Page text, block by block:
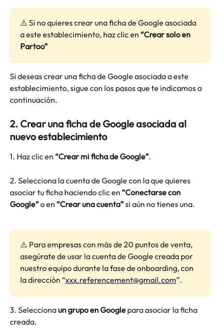
⚠️ Si no quieres crear una ficha de Google asociada
a este establecimiento, haz clic en “Crear solo en
Partoo”
Si deseas crear una ficha de Google asociada a este
establecimiento, sigue con los pasos que te indicamos a
continuación.
2. Crear una ficha de Google asociada al
nuevo establecimiento
1. Haz clic en “Crear mi ficha de Google”.
2. Selecciona la cuenta de Google con la que quieres
asociar tu ficha haciendo clic en “Conectarse con
Google” o en “Crear una cuenta” si aún no tienes una.
⚠️ Para empresas con más de 20 puntos de venta,
asegúrate de usar la cuenta de Google creada por
nuestro equipo durante la fase de onboarding, con
la dirección “xxx.referencement@gmail.com”.
3. Selecciona un grupo en Google para asociar la ficha
creada.